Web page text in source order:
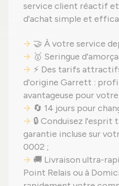
service client réactif
d'achat simple et
🤝 À votre service
🥇 Seringue
⚡ Des tarifs
d'origine Garrett :
avantageuse pour
🔄 14 jours pour
🔒 Conduisez l'esprit
garantie incluse sur
0002 ;
🚚 Livraison ultra-
Point Relais ou à